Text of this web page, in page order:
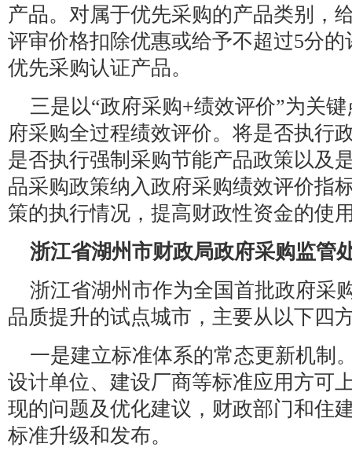
产品。对属于优先采购的产品类别，
评审价格扣除优惠或给予不超过5分
优先采购认证产品。
三是以“政府采购+绩效评价”为关
府采购全过程绩效评价。将是否执行
是否执行强制采购节能产品政策以及
品采购政策纳入政府采购绩效评价指
策的执行情况，提高财政性资金的使
浙江省湖州市财政局政府采购监管
浙江省湖州市作为全国首批政府采
品质提升的试点城市，主要从以下四
一是建立标准体系的常态更新机制
设计单位、建设厂商等标准应用方可
现的问题及优化建议，财政部门和住
标准升级和发布。